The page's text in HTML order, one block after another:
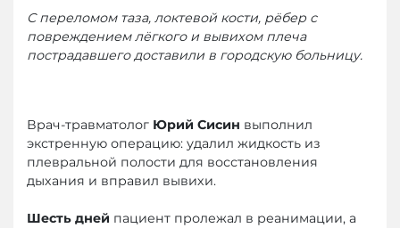
С переломом таза, локтевой кости, рёбер с
повреждением лёгкого и вывихом плеча
пострадавшего доставили в городскую больницу.
Врач-травматолог Юрий Сисин выполнил
экстренную операцию: удалил жидкость из
плевральной полости для восстановления
дыхания и вправил вывихи.
Шесть дней пациент пролежал в реанимации, а